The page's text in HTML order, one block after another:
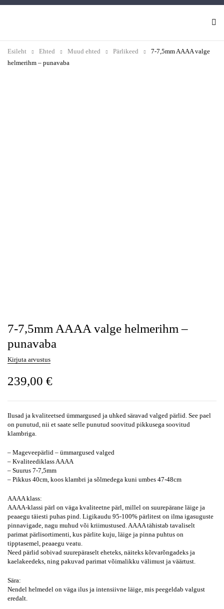
Esileht Ehted Muud ehted Pärlikeed
7-7,5mm AAAA valge
helmerihm – punavaba
7-7,5mm AAAA valge helmerihm –
punavaba
Kirjuta arvustus
239,00 €
Ilusad ja kvaliteetsed ümmargused ja uhked säravad valged pärlid. See pael
on punutud, nii et saate selle punutud soovitud pikkusega soovitud
klambriga.
– Mageveepärlid – ümmargused valged
– Kvaliteediklass AAAA
– Suurus 7-7,5mm
– Pikkus 40cm, koos klambri ja sõlmedega kuni umbes 47-48cm
AAAA klass:
AAAA-klassi pärl on väga kvaliteetne pärl, millel on suurepärane läige ja
peaaegu täiesti puhas pind. Ligikaudu 95-100% pärlitest on ilma igasuguste
pinnavigade, nagu muhud või kriimustused. AAAA tähistab tavaliselt
parimat pärlisortimenti, kus pärlite kuju, läige ja pinna puhtus on
tipptasemel, peaaegu veatu.
Need pärlid sobivad suurepäraselt eheteks, näiteks kõrvarõngadeks ja
kaelakeedeks, ning pakuvad parimat võimalikku välimust ja väärtust.
Sära:
Nendel helmedel on väga ilus ja intensiivne läige, mis peegeldab valgust
eredalt.